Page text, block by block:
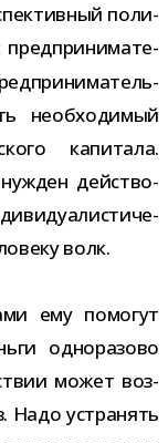
поли­
пред­при­ни­ма­те­
необ­хо­ди­мый
капи­тала.
дей­ство­
волк.
ему помо­гут
одно­ра­зово
может воз­
Надо устра­нять